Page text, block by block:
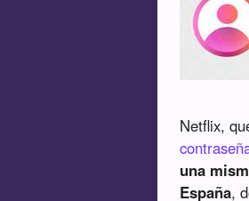
Netflix,
una
España,